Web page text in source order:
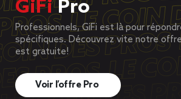
GiFiPro
Professionnels, GiFi est là pour
spécifiques. Découvrez vite notre offre
est gratuite!
Voir l’offre Pro